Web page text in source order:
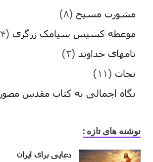
مشورت مسیح (۸)
موعظه کشیش سیامک زرگری (۱۴)
نامهای خداوند (۳)
نجات (۱۱)
نگاه اجمالی به کتاب مقدس مصور
نوشنه های تازه :
دعایی برای ایران